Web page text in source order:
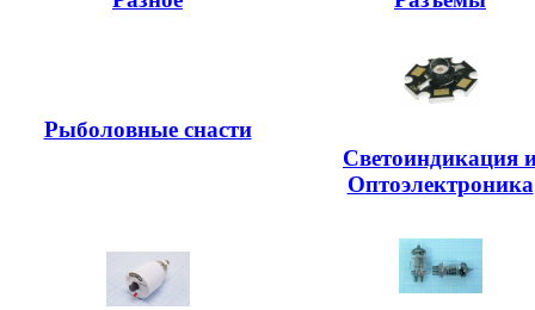
Рыболовные снасти
Светоиндикация
Оптоэлектроника